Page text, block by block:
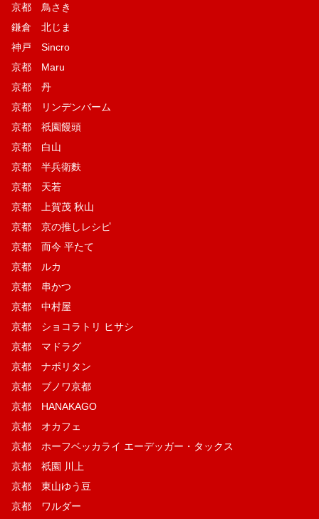
京都 鳥さき
鎌倉 北じま
神戸 Sincro
京都 Maru
京都 丹
京都 リンデンバーム
京都 祇園饅頭
京都 白山
京都 半兵衛麩
京都 天若
京都 上賀茂 秋山
京都 京の推しレシピ
京都 而今 平たて
京都 ルカ
京都 串かつ
京都 中村屋
京都 ショコラトリ ヒサシ
京都 マドラグ
京都 ナポリタン
京都 ブノワ京都
京都 HANAKAGO
京都 オカフェ
京都 ホーフベッカライ エーデッガー・タックス
京都 祇園 川上
京都 東山ゆう豆
京都 ワルダー